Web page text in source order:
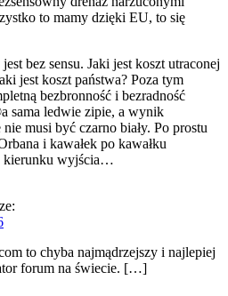
to mamy dzięki EU, to się
bez sensu. Jaki jest koszt utraconej
jest koszt państwa? Poza tym
bezbronność i bezradność
sama ledwie zipie, a wynik
musi być czarno biały. Po prostu
i kawałek po kawałku
kierunku wyjścia…
to chyba najmądrzejszy i najlepiej
forum na świecie. […]